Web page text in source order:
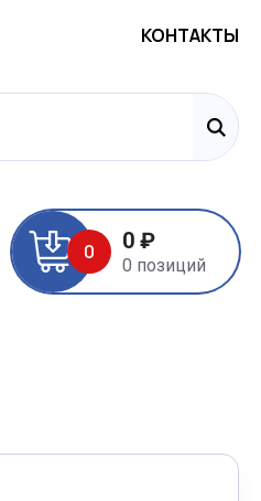
КОНТАКТЫ
0 0 ₽
0 позиций